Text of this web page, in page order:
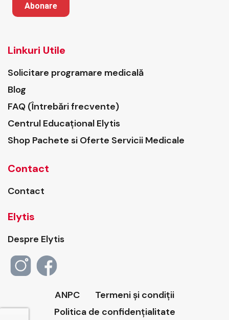
Abonare
Linkuri Utile
Solicitare programare medicală
Blog
FAQ (Întrebări frecvente)
Centrul Educațional Elytis
Shop Pachete si Oferte Servicii Medicale
Contact
Contact
Elytis
Despre Elytis
ANPC
Termeni și condiții
Politica de confidențialitate